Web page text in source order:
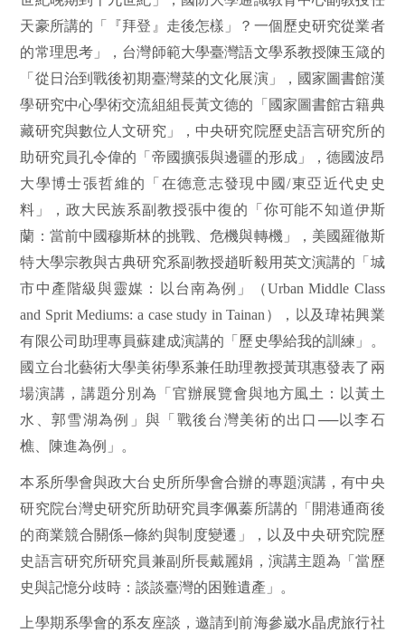
天豪所講的「『拜登』走後怎樣」？一個歷史研究從業者
的常理思考」，台灣師範大學臺灣語文學系教授陳玉箴的
「從日治到戰後初期臺灣菜的文化展演」，國家圖書館漢
學研究中心學術交流組組長黃文德的「國家圖書館古籍典
藏研究與數位人文研究」，中央研究院歷史語言研究所的
助研究員孔令偉的「帝國擴張與邊疆的形成」，德國波昂
大學博士張哲維的「在德意志發現中國/東亞近代史史
料」，政大民族系副教授張中復的「你可能不知道伊斯
蘭：當前中國穆斯林的挑戰、危機與轉機」，美國羅徹斯
特大學宗教與古典研究系副教授趙昕毅用英文演講的「城
市中產階級與靈媒：以台南為例」（Urban Middle Class
and Sprit Mediums: a case study in Tainan ），以及瑋祐興業
有限公司助理專員蘇建成演講的「歷史學給我的訓練」。
國立台北藝術大學美術學系兼任助理教授黃琪惠發表了兩
場演講，講題分別為「官辦展覽會與地方風土：以黃土
水、郭雪湖為例」與「戰後台灣美術的出口──以李石
樵、陳進為例」。
本系所學會與政大台史所所學會合辦的專題演講，有中央
研究院台灣史研究所助研究員李佩蓁所講的「開港通商後
的商業競合關係─條約與制度變遷」，以及中央研究院歷
史語言研究所研究員兼副所長戴麗娟，演講主題為「當歷
史與記憶分歧時：談談臺灣的困難遺產」。
上學期系學會的系友座談，邀請到前海參崴水晶虎旅行社